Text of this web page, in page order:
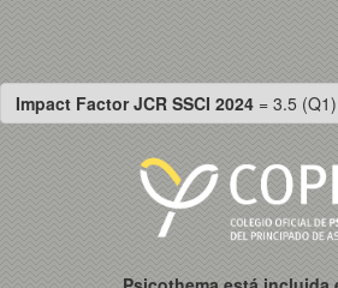
Impact Factor JCR SSCI 2024 = 3.5